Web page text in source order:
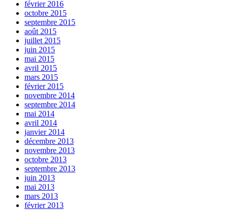
février 2016
octobre 2015
septembre 2015
août 2015
juillet 2015
juin 2015
mai 2015
avril 2015
mars 2015
février 2015
novembre 2014
septembre 2014
mai 2014
avril 2014
janvier 2014
décembre 2013
novembre 2013
octobre 2013
septembre 2013
juin 2013
mai 2013
mars 2013
février 2013